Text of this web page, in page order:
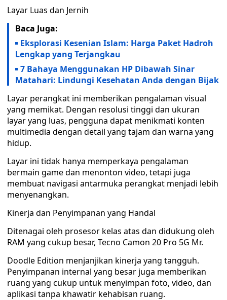
Layar Luas dan Jernih
Baca Juga:
Eksplorasi Kesenian Islam: Harga Paket Hadroh
Lengkap yang Terjangkau
7 Bahaya Menggunakan HP Dibawah Sinar
Matahari: Lindungi Kesehatan Anda dengan Bijak
Layar perangkat ini memberikan pengalaman visual
yang memikat. Dengan resolusi tinggi dan ukuran
layar yang luas, pengguna dapat menikmati konten
multimedia dengan detail yang tajam dan warna yang
hidup.
Layar ini tidak hanya memperkaya pengalaman
bermain game dan menonton video, tetapi juga
membuat navigasi antarmuka perangkat menjadi lebih
menyenangkan.
Kinerja dan Penyimpanan yang Handal
Ditenagai oleh prosesor kelas atas dan didukung oleh
RAM yang cukup besar, Tecno Camon 20 Pro 5G Mr.
Doodle Edition menjanjikan kinerja yang tangguh.
Penyimpanan internal yang besar juga memberikan
ruang yang cukup untuk menyimpan foto, video, dan
aplikasi tanpa khawatir kehabisan ruang.